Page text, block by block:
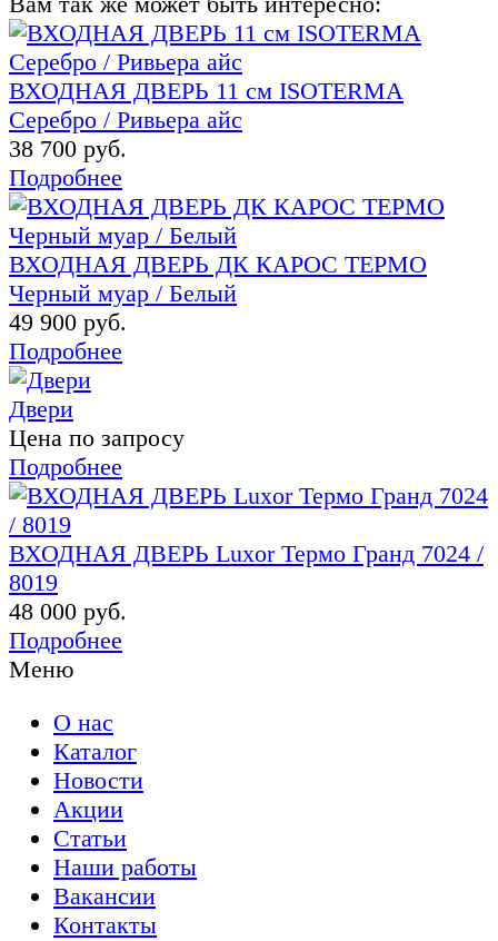
ВХОДНАЯ ДВЕРЬ 11 см ISOTERMA
Серебро / Ривьера айс
38 700 руб.
Подробнее
ВХОДНАЯ ДВЕРЬ ДК КАРОС ТЕРМО
Черный муар / Белый
49 900 руб.
Подробнее
Двери
Цена по запросу
Подробнее
ВХОДНАЯ ДВЕРЬ Luxor Термо Гранд 7024 /
8019
48 000 руб.
Подробнее
Меню
О нас
Каталог
Новости
Акции
Статьи
Наши работы
Вакансии
Контакты